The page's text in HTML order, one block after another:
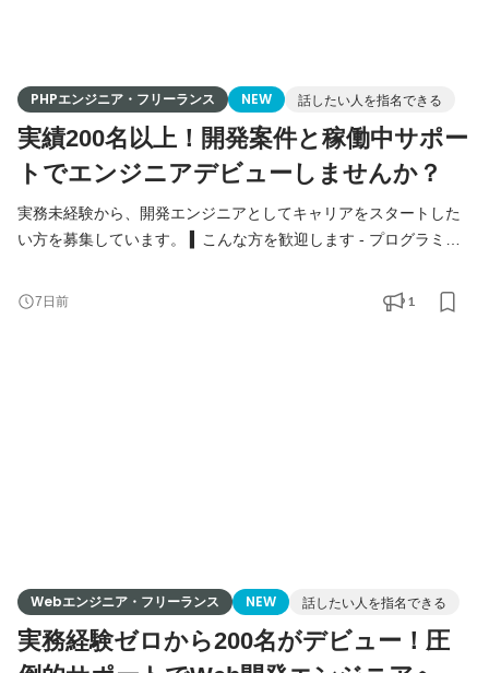
PHPエンジニア・フリーランス NEW 話したい人を指名できる
実績200名以上！開発案件と稼働中サポー
トでエンジニアデビューしませんか？
実務未経験から、開発エンジニアとしてキャリアをスタートした
い方を募集しています。 ▍こんな方を歓迎します - プログラミン
Ruby・Python等、Web系の学習経験がある方 - 「テスト案件では
なく、開発がしたい」と考えている方 - 異業種からのキャリアチ
7日前 1
Webエンジニア・フリーランス NEW 話したい人を指名できる
実務経験ゼロから200名がデビュー！圧